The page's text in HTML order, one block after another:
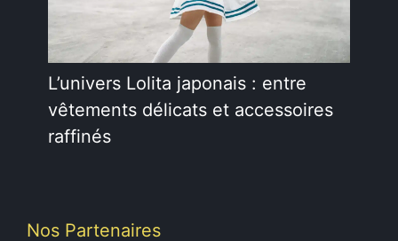
L’univers Lolita japonais : entre
vêtements délicats et accessoires
raffinés
Nos Partenaires